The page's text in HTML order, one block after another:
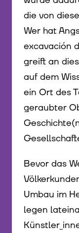
die von
Wer hat
excavación
greift an
auf dem
ein Ort des
geraubter
Bevor das
Umbau im
legen